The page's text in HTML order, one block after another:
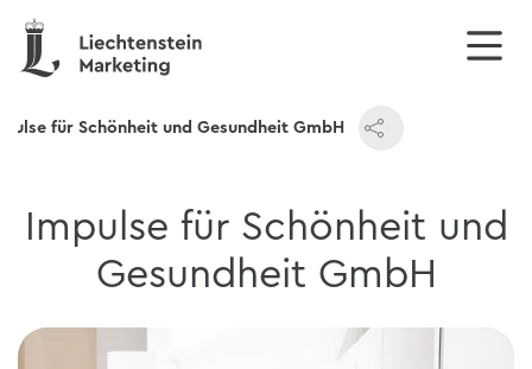
für Schönheit und Gesundheit GmbH
Impulse für Schönheit und
Gesundheit GmbH